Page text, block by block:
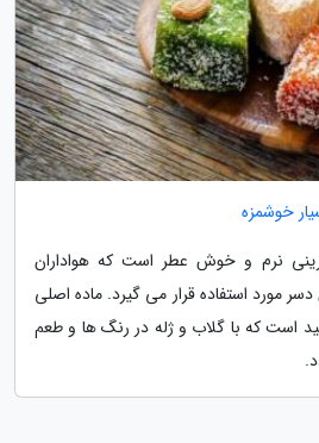
خوشمزه
نرم و خوش عطر است که هواداران
مورد استفاده قرار می گیرد. ماده اصلی
است که با گلاب و ژله در رنگ ها و طعم